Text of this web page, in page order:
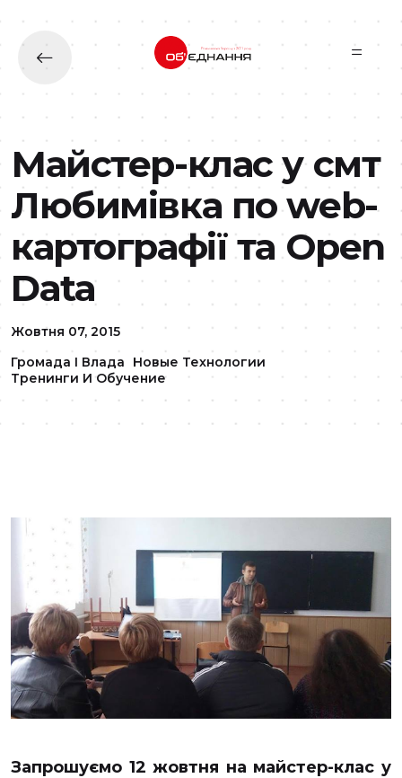
Перейти до основного вмісту
Майстер-клас у смт
Любимівка по web-
картографії та Open
Data
Жовтня 07, 2015
Громада І Влада
Новые Технологии
Тренинги И Обучение
Запрошуємо 12 жовтня на майстер-клас у